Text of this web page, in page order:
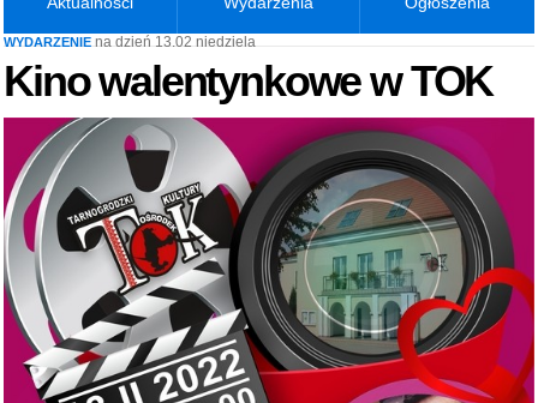
WYDARZENIE na dzień 13.02 niedziela
Kino walentynkowe w TOK